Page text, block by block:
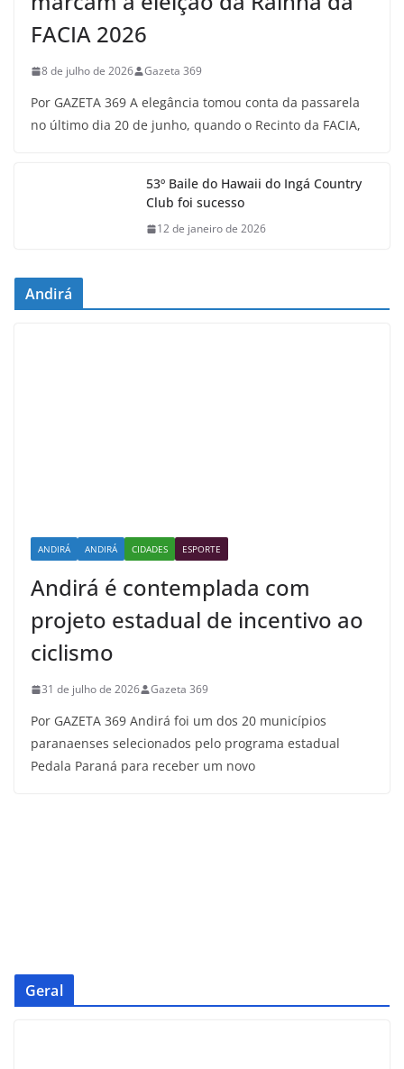
FACIA 2026
8 de julho de 2026 Gazeta 369
Por GAZETA 369 A elegância tomou conta da passarela
no último dia 20 de junho, quando o Recinto da FACIA,
53º Baile do Hawaii do Ingá Country
Club foi sucesso
12 de janeiro de 2026
Andirá
ANDIRÁ ANDIRÁ CIDADES ESPORTE
Andirá é contemplada com
projeto estadual de incentivo ao
ciclismo
31 de julho de 2026 Gazeta 369
Por GAZETA 369 Andirá foi um dos 20 municípios
paranaenses selecionados pelo programa estadual
Pedala Paraná para receber um novo
Geral